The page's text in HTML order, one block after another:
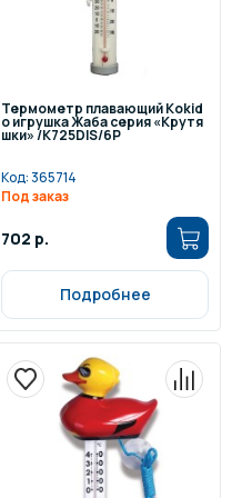
Термометр плавающий Kokid
o игрушка Жаба серия «Крутя
шки» /K725DIS/6P
Код:365714
Под заказ
702 р.
Подробнее